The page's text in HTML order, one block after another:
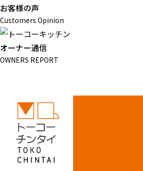
お客様の声
Customers Opinion
オーナー通信
OWNERS REPORT